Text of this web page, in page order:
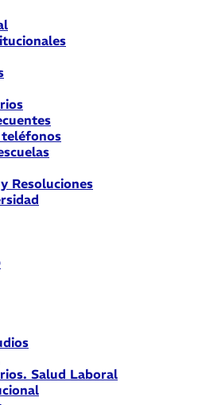
teléfonos
Resoluciones
Salud Laboral